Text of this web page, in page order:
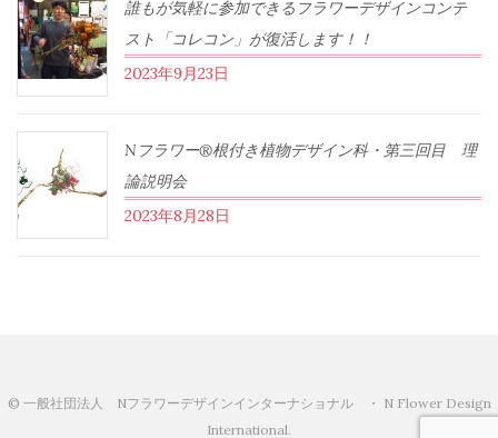
誰もが気軽に参加できるフラワーデザインコンテ
スト「コレコン」が復活します！！
2023年9月23日
Nフラワー®根付き植物デザイン科・第三回目 理
論説明会
2023年8月28日
© 一般社団法人 Nフラワーデザインインターナショナル ・ N Flower Design
International.